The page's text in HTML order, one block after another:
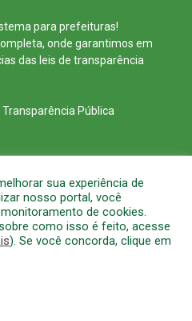
para prefeituras!
onde garantimos em
das leis de transparência
Transparência Pública
Municipal de Barcarena
Acessar o Webmail
sua experiência de
nosso portal, você
de cookies.
como isso é feito, acesse
). Se você concorda, clique em